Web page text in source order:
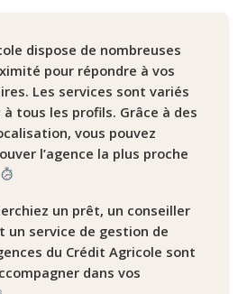
dispose de nombreuses
pour répondre à vos
Les services sont variés
tous les profils. Grâce à des
vous pouvez
l’agence la plus proche
un prêt, un conseiller
un service de gestion de
du Crédit Agricole sont
dans vos